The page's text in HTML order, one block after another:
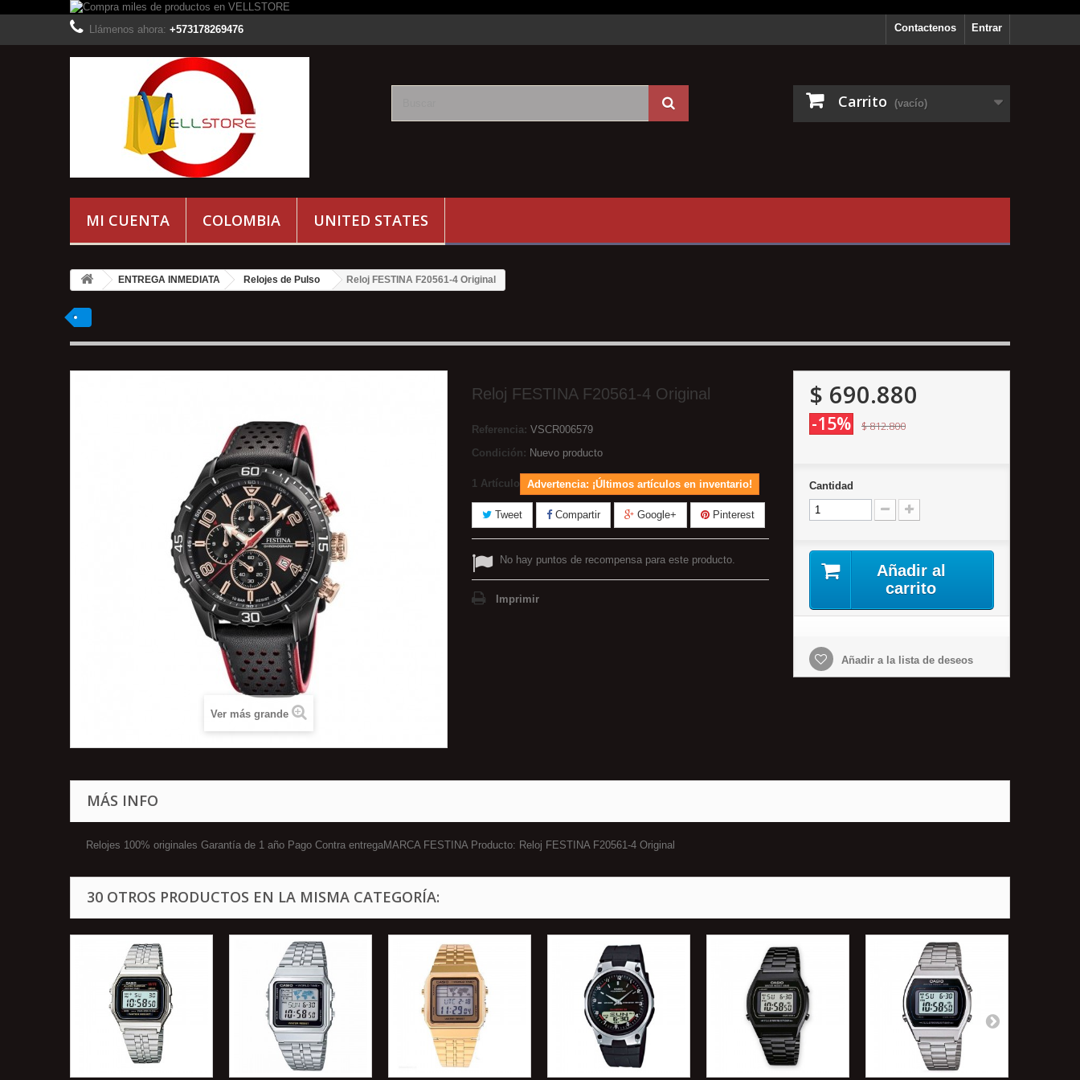
Entrar
Contactenos
Llámenos ahora: +573178269476
Carrito (vacío)
MI CUENTA COLOMBIA UNITED STATES
ENTREGA INMEDIATA Relojes de Pulso Reloj FESTINA F20561-4 Original
Ver más grande
Reloj FESTINA F20561-4 Original
Referencia: VSCR006579
Condición: Nuevo producto
1 Artículo Advertencia: ¡Últimos artículos en inventario!
Tweet Compartir Google+ Pinterest
No hay puntos de recompensa para este producto.
Imprimir
$ 690.880
-15% $ 812.800
Cantidad
Añadir al
carrito
Añadir a la lista de deseos
MÁS INFO
Relojes 100% originales Garantía de 1 año Pago Contra entregaMARCA FESTINA Producto: Reloj FESTINA F20561-4 Original
30 OTROS PRODUCTOS EN LA MISMA CATEGORÍA: